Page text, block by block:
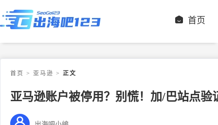
首页
首页 > 亚马逊 > 正文
亚马逊账户被停用？别慌！加/巴站点验